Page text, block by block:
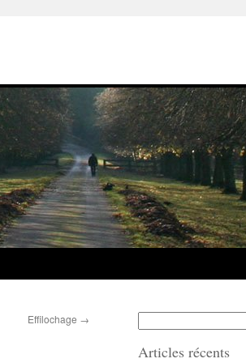
Effilochage →
Articles récents